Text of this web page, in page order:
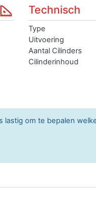
Technisch
Type
Uitvoering
Aantal Cilinders
Cilinderinhoud
om te bepalen